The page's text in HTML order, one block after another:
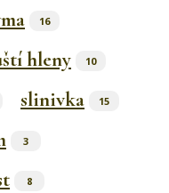
16
hleny 10
slinivka 15
3
8